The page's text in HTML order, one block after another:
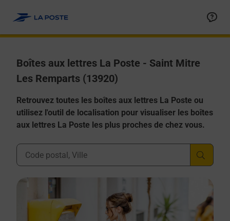
Boîtes aux lettres La Poste - Saint Mitre
Les Remparts (13920)
Retrouvez toutes les boîtes aux lettres La Poste ou
utilisez l'outil de localisation pour visualiser les boîtes
aux lettres La Poste les plus proches de chez vous.
Ville, Département, Code Postal